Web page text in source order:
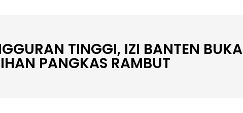
TINGGI, IZI BANTEN BUKA
PANGKAS RAMBUT